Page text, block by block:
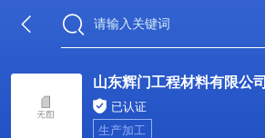
山东辉门工程材料有限公司
已认证
生产加工